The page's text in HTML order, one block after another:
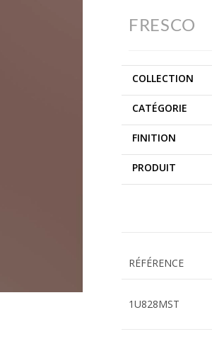
FRESCO
COLLECTION
CATÉGORIE
FINITION
PRODUIT
RÉFÉRENCE
1U828MST